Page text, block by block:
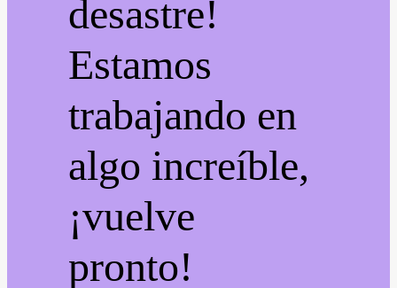
desastre!
Estamos
trabajando en
algo increíble,
¡vuelve
pronto!